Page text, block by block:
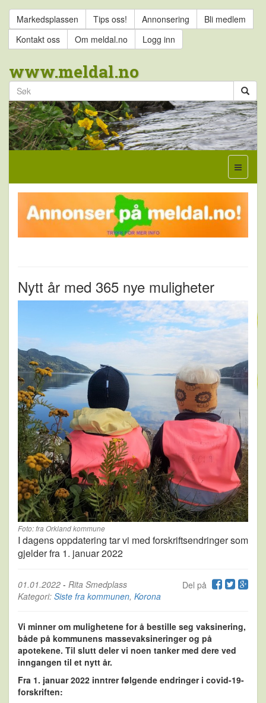
Markedsplassen Tips oss! Annonsering
Bli medlem
Kontakt oss
Om meldal.no Logg inn
www.meldal.no
Nytt år med 365 nye muligheter
Foto: fra Orkland kommune
I dagens oppdatering tar vi med forskriftsendringer som
gjelder fra 1. januar 2022
Del på
01.01.2022 - Rita Smedplass
Kategori: Siste fra kommunen, Korona
Vi minner om mulighetene for å bestille seg vaksinering,
både på kommunens massevaksineringer og på
apotekene. Til slutt deler vi noen tanker med dere ved
inngangen til et nytt år.
Fra 1. januar 2022 inntrer følgende endringer i covid-19-
forskriften: